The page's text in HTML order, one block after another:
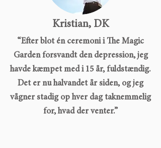
Kristian, DK
“Efter blot én ceremoni i The Magic
Garden forsvandt den depression, jeg
havde kæmpet med i 15 år, fuldstændig.
Det er nu halvandet år siden, og jeg
vågner stadig op hver dag taknemmelig
for, hvad der venter.”